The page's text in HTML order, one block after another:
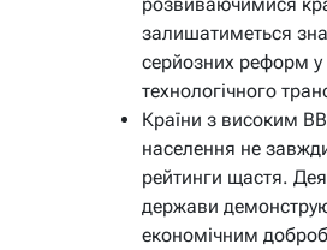
залишатиметься
серйозних реформ у
технологічного
Країни з високим
населення не
рейтинги щастя.
держави
економічним